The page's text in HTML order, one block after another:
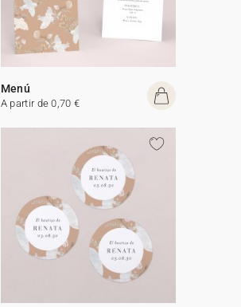
Menú
A partir de 0,70 €